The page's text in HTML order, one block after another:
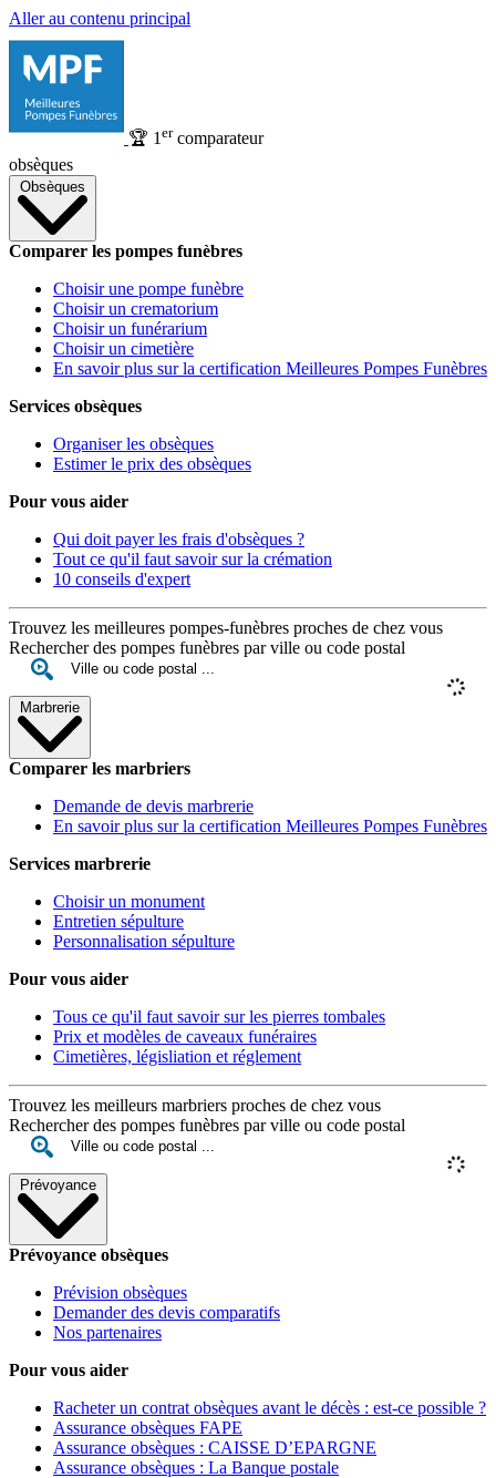
Aller au contenu principal
🏆 1 ercomparateur
obsèques
Obsèques
Comparer les pompes funèbres
Choisir une pompe funèbre
Choisir un crematorium
Choisir un funérarium
Choisir un cimetière
En savoir plus sur la certification Meilleures Pompes Funèbres
Services obsèques
Organiser les obsèques
Estimer le prix des obsèques
Pour vous aider
Qui doit payer les frais d'obsèques ?
Tout ce qu'il faut savoir sur la crémation
10 conseils d'expert
Trouvez les meilleures pompes-funèbres proches de chez vous
Rechercher des pompes funèbres par ville ou code postal
Marbrerie
Comparer les marbriers
Demande de devis marbrerie
En savoir plus sur la certification Meilleures Pompes Funèbres
Services marbrerie
Choisir un monument
Entretien sépulture
Personnalisation sépulture
Pour vous aider
Tous ce qu'il faut savoir sur les pierres tombales
Prix et modèles de caveaux funéraires
Cimetières, législiation et réglement
Trouvez les meilleurs marbriers proches de chez vous
Rechercher des pompes funèbres par ville ou code postal
Prévoyance
Prévoyance obsèques
Prévision obsèques
Demander des devis comparatifs
Nos partenaires
Pour vous aider
Racheter un contrat obsèques avant le décès : est-ce possible ?
Assurance obsèques FAPE
Assurance obsèques : CAISSE D’EPARGNE
Assurance obsèques : La Banque postale